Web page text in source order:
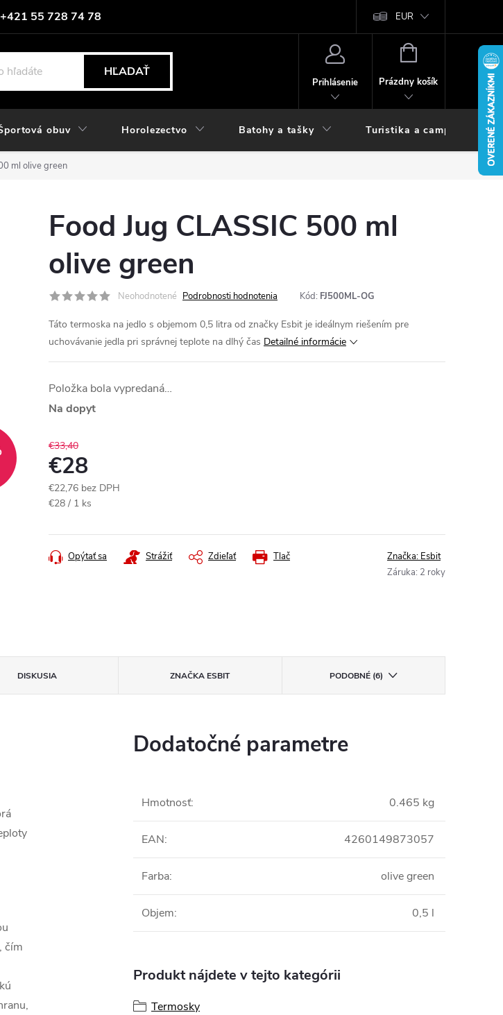
+421 55 728 74 78
Hodnotenie obchodu EUR
HĽADAŤ
Prihlásenie
NÁKUPNÝ
Prázdny košík
obuv Horolezectvo Batohy a tašky Turistika a camping
ml olive green
Food Jug CLASSIC 500 ml
olive green
Neohodnotené Podrobnosti hodnotenia Kód: FJ500ML-OG
Táto termoska na jedlo s objemom 0,5 litra od značky Esbit je ideálnym riešením pre
uchovávanie jedla pri správnej teplote na dlhý čas Detailné informácie
Položka bola vypredaná…
Na dopyt
€33,40
€28
€22,76 bez DPH
Jednotková
€28 / 1 ks
Tlač
Opýtať sa Strážiť Zdieľať Značka: Esbit
Záruka: 2 roky
DISKUSIA ZNAČKA ESBIT PODOBNÉ (6)
čím
Dodatočné parametre
Hmotnosť: 0.465 kg
EAN: 4260149873057
Farba: olive green
Objem: 0,5 l
Produkt nájdete v tejto kategórii
Termosky